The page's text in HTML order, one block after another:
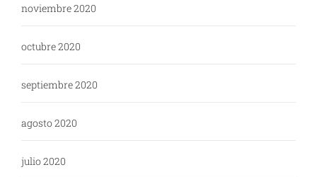
noviembre 2020
octubre 2020
septiembre 2020
agosto 2020
julio 2020